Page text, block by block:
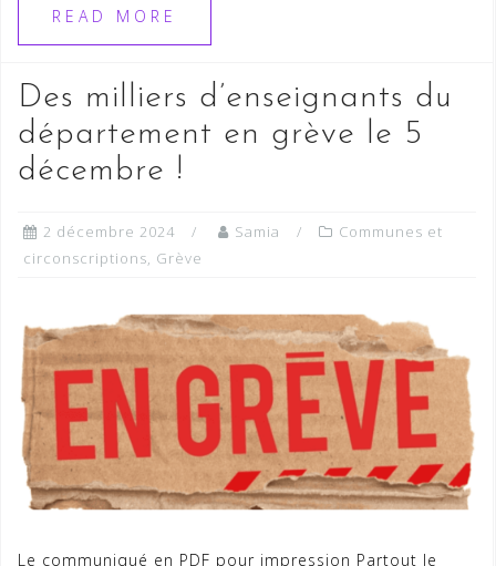
READ MORE
Des milliers d’enseignants du
département en grève le 5
décembre !
2 décembre 2024 Samia
Communes et
circonscriptions, Grève
Le communiqué en PDF pour impression Partout le